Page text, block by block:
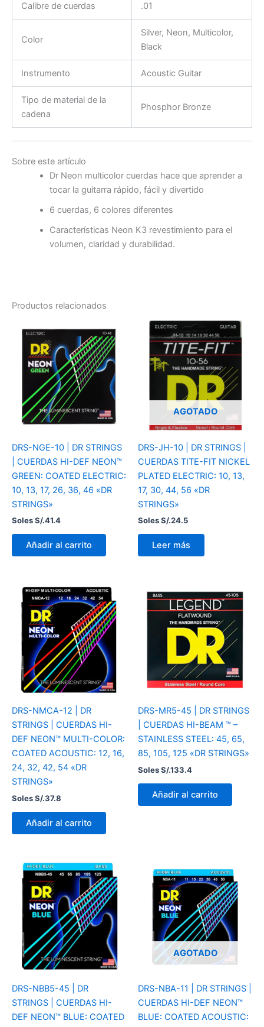
Calibre de cuerdas .01
Color
Silver, Neon, Multicolor,
Black
Instrumento Acoustic Guitar
Tipo de material de la
cadena
Phosphor Bronze
Sobre este artículo
Dr Neon multicolor cuerdas hace que aprender a
tocar la guitarra rápido, fácil y divertido
6 cuerdas, 6 colores diferentes
Características Neon K3 revestimiento para el
volumen, claridad y durabilidad.
Productos relacionados
DRS-NGE-10 | DR STRINGS
| CUERDAS HI-DEF NEON™
GREEN: COATED ELECTRIC:
10, 13, 17, 26, 36, 46 «DR
STRINGS»
Soles S/.41.4
Añadir al carrito
AGOTADO
DRS-JH-10 | DR STRINGS |
CUERDAS TITE-FIT NICKEL
PLATED ELECTRIC: 10, 13,
17, 30, 44, 56 «DR
STRINGS»
Soles S/.24.5
Leer más
DRS-NMCA-12 | DR
STRINGS | CUERDAS HI-
DEF NEON™ MULTI-COLOR:
COATED ACOUSTIC: 12, 16,
24, 32, 42, 54 «DR
STRINGS»
Soles S/.37.8
Añadir al carrito
DRS-MR5-45 | DR STRINGS
| CUERDAS HI-BEAM ™ –
STAINLESS STEEL: 45, 65,
85, 105, 125 «DR STRINGS»
Soles S/.133.4
Añadir al carrito
DRS-NBB5-45 | DR
STRINGS | CUERDAS HI-
DEF NEON™ BLUE: COATED
AGOTADO
DRS-NBA-11 | DR STRINGS |
CUERDAS HI-DEF NEON™
BLUE: COATED ACOUSTIC: